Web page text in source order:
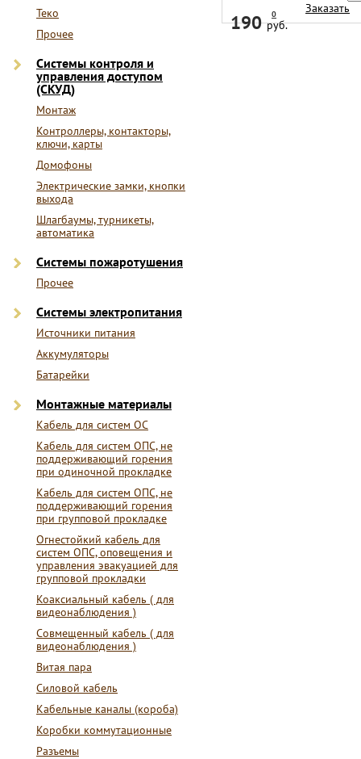
Теко
Прочее
Системы контроля и
управления доступом
(СКУД)
Монтаж
Контроллеры, контакторы,
ключи, карты
Домофоны
Электрические замки, кнопки
выхода
Шлагбаумы, турникеты,
автоматика
Системы пожаротушения
Прочее
Системы электропитания
Источники питания
Аккумуляторы
Батарейки
Монтажные материалы
Кабель для систем ОС
Кабель для систем ОПС, не
поддерживающий горения
при одиночной прокладке
Кабель для систем ОПС, не
поддерживающий горения
при групповой прокладке
Огнестойкий кабель для
систем ОПС, оповещения и
управления эвакуацией для
групповой прокладки
Коаксиальный кабель ( для
видеонаблюдения )
Совмещенный кабель ( для
видеонаблюдения )
Витая пара
Силовой кабель
Кабельные каналы (короба)
Коробки коммутационные
Разъемы
190 0
руб.
Заказать